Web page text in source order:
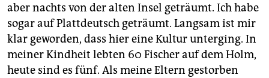
aber nachts von der alten Insel geträumt. Ich habe
sogar auf Plattdeutsch geträumt. Langsam ist mir
klar geworden, dass hier eine Kultur unterging. In
meiner Kindheit lebten 60 Fischer auf dem Holm,
heute sind es fünf. Als meine Eltern gestorben